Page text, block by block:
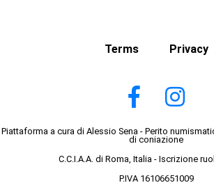
Terms Privacy
Piattaforma a cura di Alessio Sena - Perito
di coniazione
C.C.I.A.A. di Roma, Italia - Iscrizione
P.IVA 16106651009